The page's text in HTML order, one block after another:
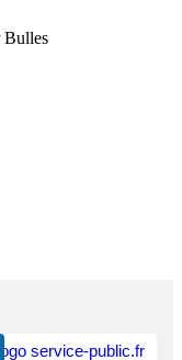
Bulles